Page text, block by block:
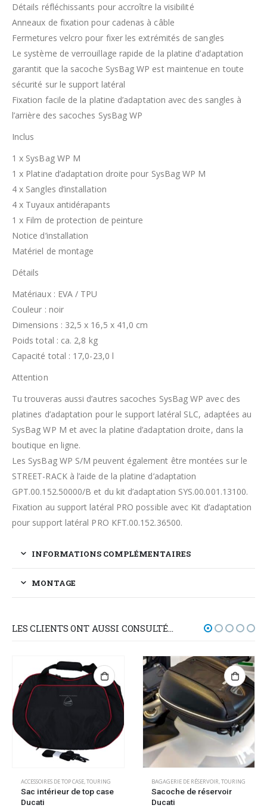
Détails réfléchissants pour accroître la visibilité
Anneaux de fixation pour cadenas à câble
Fermetures velcro pour fixer les extrémités de sangles
Le système de verrouillage rapide de la platine d’adaptation
garantit que la sacoche SysBag WP est maintenue en toute
sécurité sur le support latéral
Fixation facile de la platine d’adaptation avec des sangles à
l’arrière des sacoches SysBag WP
Inclus
1 x SysBag WP M
1 x Platine d’adaptation droite pour SysBag WP M
4 x Sangles d’installation
4 x Tuyaux antidérapants
1 x Film de protection de peinture
Notice d’installation
Matériel de montage
Détails
Matériaux : EVA / TPU
Couleur : noir
Dimensions : 32,5 x 16,5 x 41,0 cm
Poids total : ca. 2,8 kg
Capacité total : 17,0-23,0 l
Attention
Tu trouveras aussi d’autres sacoches SysBag WP avec des
platines d’adaptation pour le support latéral SLC, adaptées au
SysBag WP M et avec la platine d’adaptation droite, dans la
boutique en ligne.
Les SysBag WP S/M peuvent également être montées sur le
STREET-RACK à l’aide de la platine d’adaptation
GPT.00.152.50000/B et du kit d’adaptation SYS.00.001.13100.
Fixation au support latéral PRO possible avec Kit d’adaptation
pour support latéral PRO KFT.00.152.36500.
INFORMATIONS COMPLÉMENTAIRES
MONTAGE
LES CLIENTS ONT AUSSI CONSULTÉ…
ACCESSOIRES DE TOP CASE,TOURING
Sac intérieur de top case
Ducati
BAGAGERIE DE RÉSERVOIR,TOURING
Sacoche de réservoir
Ducati